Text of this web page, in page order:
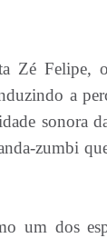
Zé Felipe,
a
sonora
zumbi
um dos